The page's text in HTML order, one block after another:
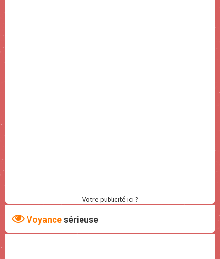
Votre publicité ici ?
Voyancesérieuse